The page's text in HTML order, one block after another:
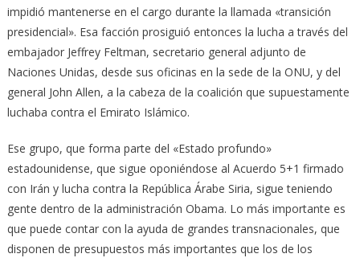
impidió mantenerse en el cargo durante la llamada «transición
presidencial». Esa facción prosiguió entonces la lucha a través del
embajador Jeffrey Feltman, secretario general adjunto de
Naciones Unidas, desde sus oficinas en la sede de la ONU, y del
general John Allen, a la cabeza de la coalición que supuestamente
luchaba contra el Emirato Islámico.
Ese grupo, que forma parte del «Estado profundo»
estadounidense, que sigue oponiéndose al Acuerdo 5+1 firmado
con Irán y lucha contra la República Árabe Siria, sigue teniendo
gente dentro de la administración Obama. Lo más importante es
que puede contar con la ayuda de grandes transnacionales, que
disponen de presupuestos más importantes que los de los